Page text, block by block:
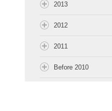
2013
2012
2011
Before 2010